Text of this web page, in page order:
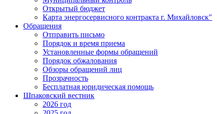
Открытый бюджет
Карта энергосервисного контракта г. Михайловск"
Обращения
Отправить письмо
Порядок и время приема
Установленные формы обращений
Порядок обжалования
Обзоры обращений лиц
Прозрачность
Бесплатная юридическая помощь
Шпаковский вестник
2026 год